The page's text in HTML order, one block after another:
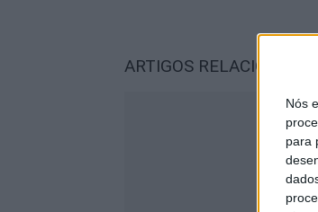
Nós
para
ARTIGOS RELACIONADOS